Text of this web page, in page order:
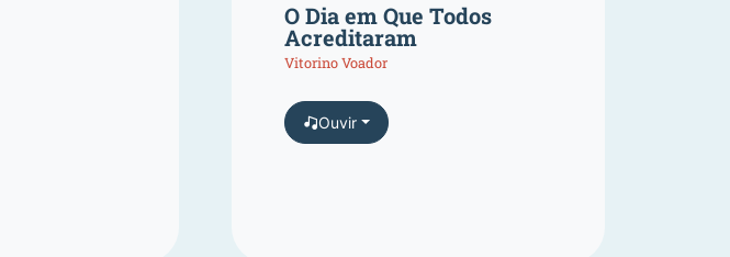
O Dia em Que Todos
Acreditaram
Vitorino Voador
Ouvir